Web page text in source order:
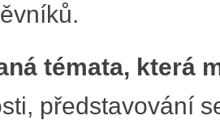
témata, která
představování